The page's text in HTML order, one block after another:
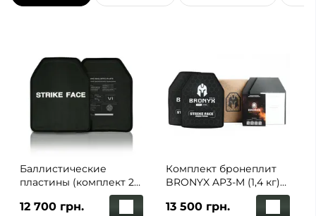
Баллистические
пластины (комплект 2
шт.) NIJ IV (6 класс
ДСТУ) вес одной шт. 2,8
12 700 грн.
Комплект бронеплит
BRONYX AP3-M (1,4 кг)
(3 класс) 250*300 2шт
13 500 грн.